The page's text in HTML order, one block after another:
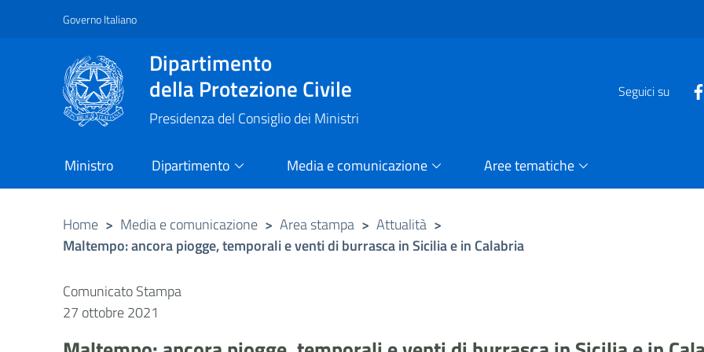
Vai al contenuto principale
Raggiungi il piè di pagina
Governo Italiano
Dipartimento
della Protezione Civile
Presidenza del Consiglio dei Ministri
Seguici su
Ministro Dipartimento Media e comunicazione Aree tematiche
Home > Media e comunicazione > Area stampa > Attualità >
Maltempo: ancora piogge, temporali e venti di burrasca in Sicilia e in Calabria
Comunicato Stampa
27 ottobre 2021